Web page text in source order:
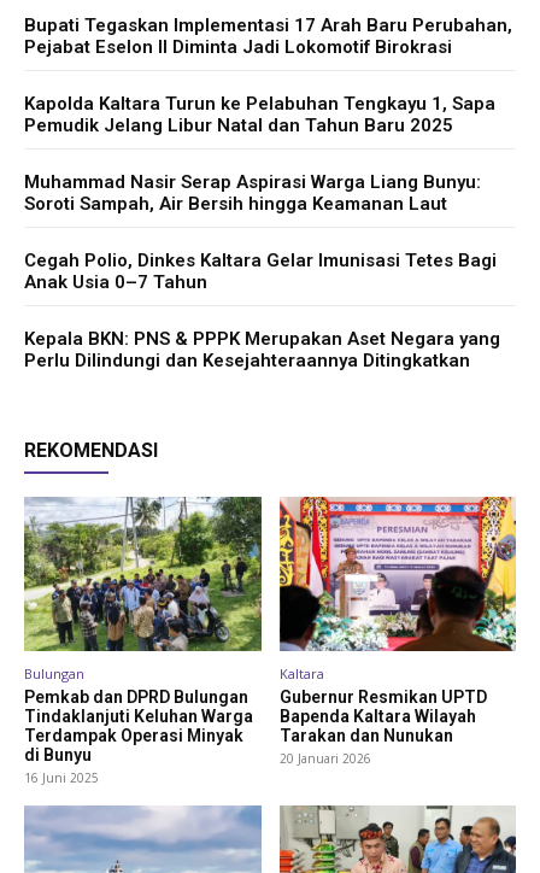
Bupati Tegaskan Implementasi 17 Arah Baru Perubahan,
Pejabat Eselon II Diminta Jadi Lokomotif Birokrasi
Kapolda Kaltara Turun ke Pelabuhan Tengkayu 1, Sapa
Pemudik Jelang Libur Natal dan Tahun Baru 2025
Muhammad Nasir Serap Aspirasi Warga Liang Bunyu:
Soroti Sampah, Air Bersih hingga Keamanan Laut
Cegah Polio, Dinkes Kaltara Gelar Imunisasi Tetes Bagi
Anak Usia 0–7 Tahun
Kepala BKN: PNS & PPPK Merupakan Aset Negara yang
Perlu Dilindungi dan Kesejahteraannya Ditingkatkan
REKOMENDASI
Bulungan
Pemkab dan DPRD Bulungan
Tindaklanjuti Keluhan Warga
Terdampak Operasi Minyak
di Bunyu
16 Juni 2025
Kaltara
Gubernur Resmikan UPTD
Bapenda Kaltara Wilayah
Tarakan dan Nunukan
20 Januari 2026